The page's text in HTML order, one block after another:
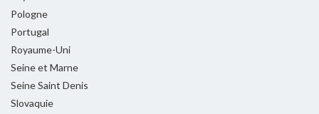
Pologne
Portugal
Royaume-Uni
Seine et Marne
Seine Saint Denis
Slovaquie